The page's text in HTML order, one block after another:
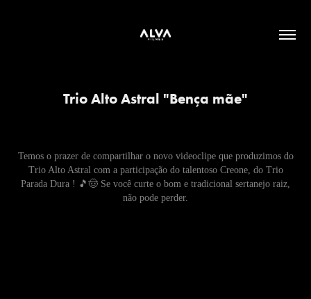
Trio Alto Astral "Bença mãe"
Temos o prazer de compartilhar o novo videoclipe que produzimos do
Trio Alto Astral com a participação do talentoso Creone, do Trio
Parada Dura ! 🎵🤠 Se você curte o bom e tradicional sertanejo raiz,
não pode perder.